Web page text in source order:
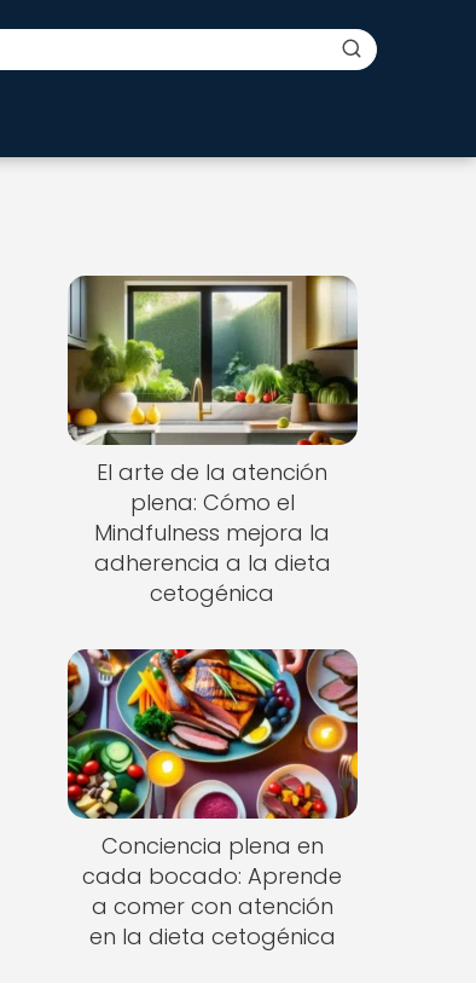
El arte de la atención
plena: Cómo el
Mindfulness mejora la
adherencia a la dieta
cetogénica
Conciencia plena en
cada bocado: Aprende
a comer con atención
en la dieta cetogénica